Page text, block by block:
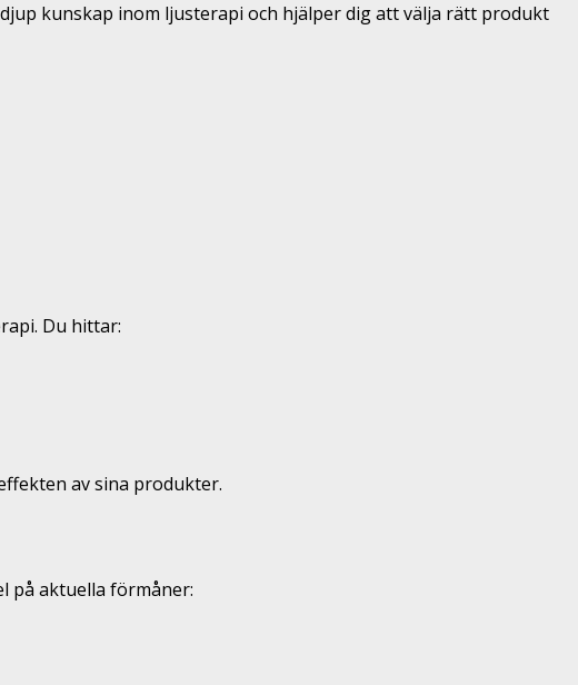
kunskap inom ljusterapi och hjälper dig att välja rätt produkt
Du hittar:
av sina produkter.
på aktuella förmåner: